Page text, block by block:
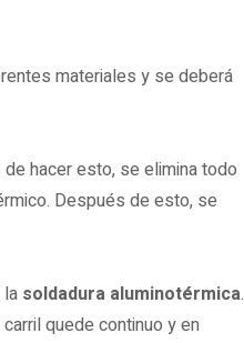
materiales y se deberá
hacer esto, se elimina todo
Después de esto, se
soldadura aluminotérmica.
quede continuo y en